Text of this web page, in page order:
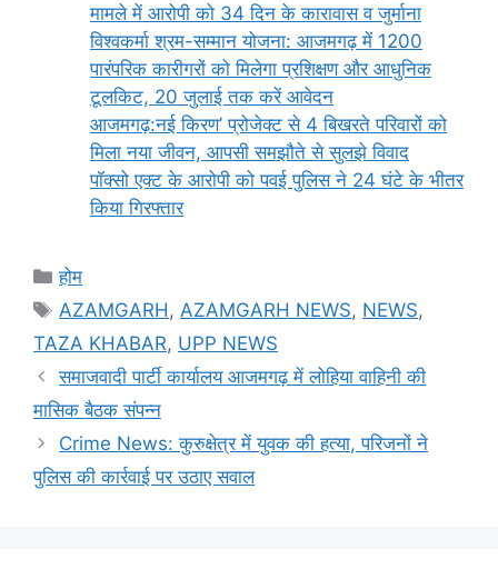
मामले में आरोपी को 34 दिन के कारावास व जुर्माना
विश्वकर्मा श्रम-सम्मान योजना: आजमगढ़ में 1200
पारंपरिक कारीगरों को मिलेगा प्रशिक्षण और आधुनिक
टूलकिट, 20 जुलाई तक करें आवेदन
आजमगढ़:नई किरण’ प्रोजेक्ट से 4 बिखरते परिवारों को
मिला नया जीवन, आपसी समझौते से सुलझे विवाद
पॉक्सो एक्ट के आरोपी को पवई पुलिस ने 24 घंटे के भीतर
किया गिरफ्तार
Categories
होम
Tags
AZAMGARH , AZAMGARH NEWS, NEWS,
TAZA KHABAR, UPP NEWS
समाजवादी पार्टी कार्यालय आजमगढ़ में लोहिया वाहिनी की
मासिक बैठक संपन्न
Crime News: कुरुक्षेत्र में युवक की हत्या, परिजनों ने
पुलिस की कार्रवाई पर उठाए सवाल